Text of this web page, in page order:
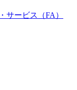
サービス（FA）